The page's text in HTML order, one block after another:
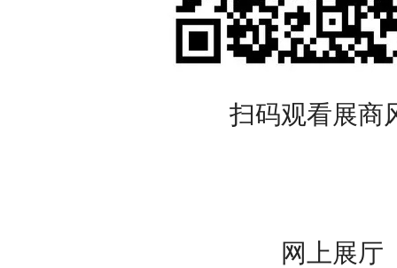
扫码观看展商
网上展厅